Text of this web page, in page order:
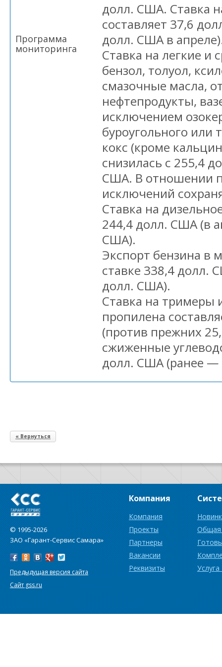
Программа
мониторинга
долл. США. Ставка
составляет 37,6
долл. США в
Ставка на легкие и
бензол, толуол,
смазочные масла,
нефтепродукты,
исключением
буроугольного или
кокс (кроме
снизилась с 255,4
США. В отношении
исключений
Ставка на
244,4 долл. США (в
США).
Экспорт бензина в
ставке 338,4 долл.
долл. США).
Ставка на тримеры
пропилена
(против прежних
сжиженные
долл. США (ранее
« Вернуться
© 1995-2026
ЗАО «Гарант-Сервис Самара»
Предыдущая версия сайта
Сайт gss.ru
Компания
Компания
Проекты
Партнеры
Вакансии
Реквизиты
Общая